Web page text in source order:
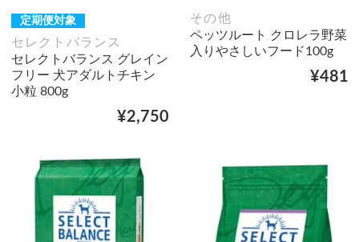
定期便対象
セレクトバランス
セレクトバランス グレイン
フリー 犬アダルトチキン
小粒 800g
¥2,750
その他
ペッツルート クロレラ野菜
入りやさしいフード100g
¥481